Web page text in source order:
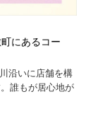
にあるコー
沿いに店舗を構
誰もが居心地が